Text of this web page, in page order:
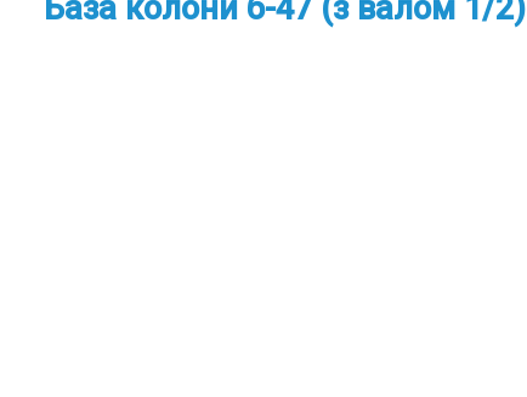
База колони б-47 (з валом 1/2)